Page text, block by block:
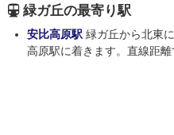
緑ガ丘の最寄り駅
安比高原駅 緑ガ丘から北東
高原駅に着きます。直線距